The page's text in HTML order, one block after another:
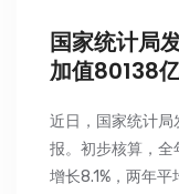
国家统计局
加值80138
近日，国家统计
报。初步核算，
增长8.1%，两年